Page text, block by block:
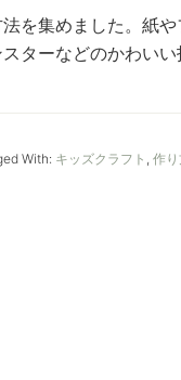
を集めました。紙
ターなどのかわい
With: キッズクラフト , 作